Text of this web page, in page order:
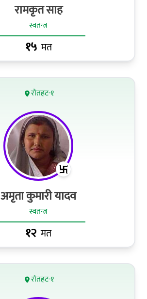
रामकृत साह
स्वतन्त्र
१५ मत
रौतहट-१
अमृता कुमारी यादव
स्वतन्त्र
१२ मत
रौतहट-१